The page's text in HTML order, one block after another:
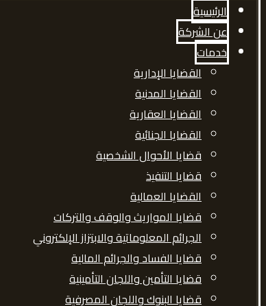
الرئيسية
عن الشركة
خدمات
القضايا الإدارية
القضايا المدنية
القضايا العقارية
القضايا الجنائية
قضايا الأحوال الشخصية
قضايا التنفيذ
القضايا العمالية
قضايا المواريث والوقف والتركات
الجرائم المعلوماتية والابتزاز الإلكتروني
قضايا الفساد والجرائم المالية
قضايا التأمين واللجان التأمينية
قضايا البنوك واللجان المصرفية